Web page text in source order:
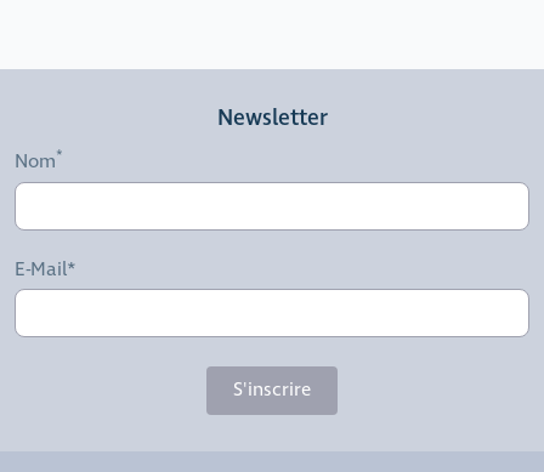
Newsletter
Nom
E-Mail*
S'inscrire